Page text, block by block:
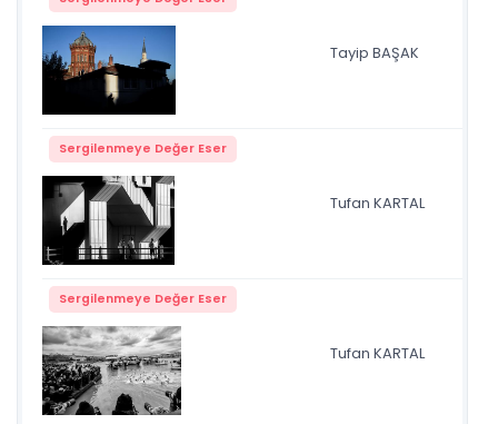
Tayip BAŞAK
Sergilenmeye Değer Eser
Tufan KARTAL
Sergilenmeye Değer Eser
Tufan KARTAL